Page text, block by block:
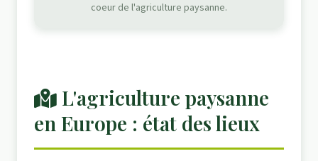
coeur de l'agriculture paysanne.
L'agriculture paysanne
en Europe : état des lieux